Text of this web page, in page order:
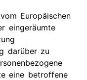
Europäischen
eingeräumte
darüber zu
eine betroffene